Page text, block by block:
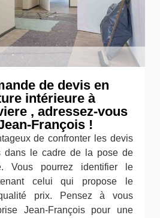
de devis en
intérieure à
, adressez-vous
François !
de confronter les devis
dans le cadre de la pose de
Vous pourrez identifier le
celui qui propose le
prix. Pensez à vous
Jean-François pour une